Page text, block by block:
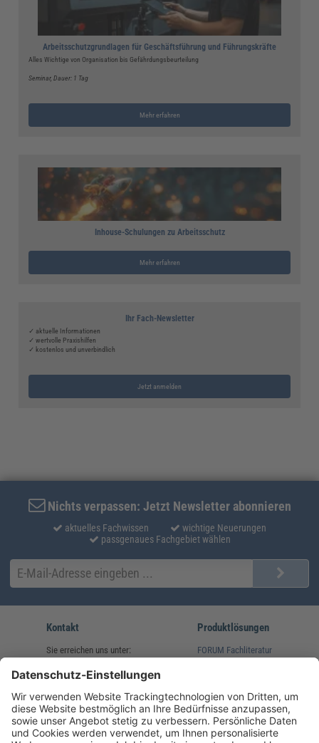
Arbeitsschutzgrundlagen für Geschäftsführung und Führungskräfte
Alles Wichtige von Organisation bis Gefährdungsbeurteilung
Seminar, Dauer: 1 Tag
Mehr erfahren
Inhouse-Schulungen zu Arbeitsschutz
Mehr erfahren
Ihr Fach-Newsletter
✓ aktuelle Informationen
✓ wertvolle Praxishilfen
✓ kostenlos und unverbindlich
Jetzt anmelden
Nichts verpassen: Jetzt Newsletter abonnieren
aktuelles Fachwissen
wichtige Neuerungen
passgenaues Fachgebiet wählen
Kontakt
Sie erreichen uns unter:
(08233) 38 11 23
service@forum-verlag.com
Mo-Do 07:30 - 17:00 Uhr
Fr 07:30 - 15:00 Uhr
Produktlösungen
FORUM Fachliteratur